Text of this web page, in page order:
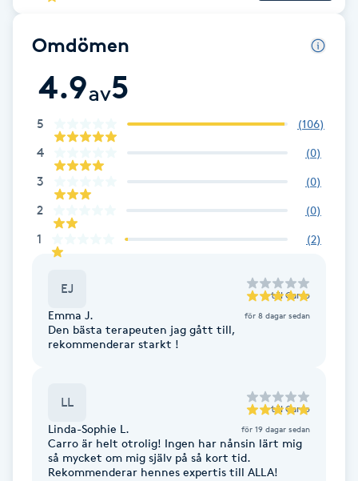
Brynfärgning
Brynplockning
Bröllopsuppsättning
Celluliter
Color correction
Damklippning
Dermapen
Omdömen
4.9av5
5 (106)
4 (0)
3 (0)
2 (0)
1 (2)
EJ till Carro
Emma J. för 8 dagar sedan
Den bästa terapeuten jag gått till,
rekommenderar starkt !
LL till Carro
Linda-Sophie L. för 19 dagar sedan
Carro är helt otrolig! Ingen har nånsin lärt mig
så mycket om mig själv på så kort tid.
Rekommenderar hennes expertis till ALLA!